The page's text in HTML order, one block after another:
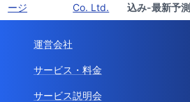
ージ
Co. Ltd.
込み-最新予測
運営会社
サービス・料金
サービス説明会